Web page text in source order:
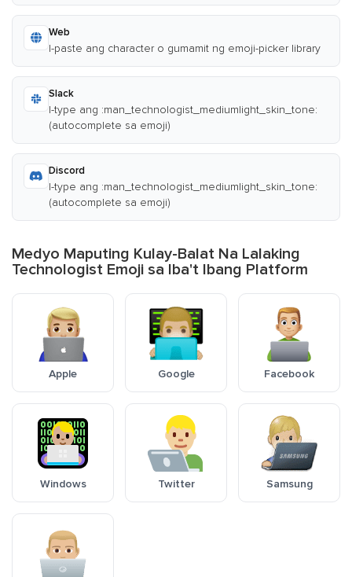
Web
I-paste ang character o gumamit ng emoji-picker library
Slack
I-type ang :man_technologist_mediumlight_skin_tone:
(autocomplete sa emoji)
Discord
I-type ang :man_technologist_mediumlight_skin_tone:
(autocomplete sa emoji)
Medyo Maputing Kulay-Balat Na Lalaking
Technologist Emoji sa Iba't Ibang Platform
Apple Google Facebook
Windows Twitter Samsung